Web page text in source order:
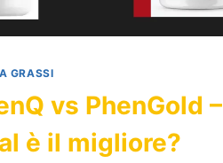
GRASSI
vs PhenGold –
è il migliore?